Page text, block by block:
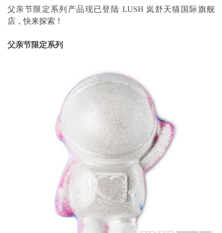
父亲节限定系列产品现已登陆 LUSH 岚舒天猫国际旗舰
店，快来探索！
父亲节限定系列